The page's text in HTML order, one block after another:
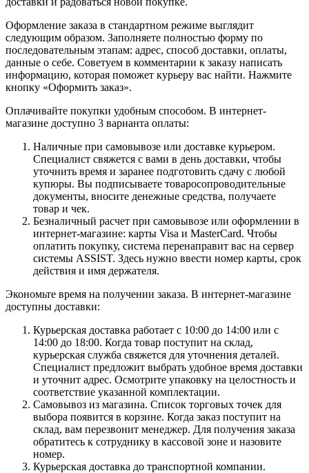
Оформление заказа в стандартном режиме выглядит
следующим образом. Заполняете полностью форму по
последовательным этапам: адрес, способ доставки, оплаты,
данные о себе. Советуем в комментарии к заказу написать
информацию, которая поможет курьеру вас найти. Нажмите
кнопку «Оформить заказ».
Оплачивайте покупки удобным способом. В интернет-
магазине доступно 3 варианта оплаты:
Наличные при самовывозе или доставке курьером.
Специалист свяжется с вами в день доставки, чтобы
уточнить время и заранее подготовить сдачу с любой
купюры. Вы подписываете товаросопроводительные
документы, вносите денежные средства, получаете
товар и чек.
Безналичный расчет при самовывозе или оформлении в
интернет-магазине: карты Visa и MasterCard. Чтобы
оплатить покупку, система перенаправит вас на сервер
системы ASSIST. Здесь нужно ввести номер карты, срок
действия и имя держателя.
Экономьте время на получении заказа. В интернет-магазине
доступны доставки:
Курьерская доставка работает с 10:00 до 14:00 или с
14:00 до 18:00. Когда товар поступит на склад,
курьерская служба свяжется для уточнения деталей.
Специалист предложит выбрать удобное время доставки
и уточнит адрес. Осмотрите упаковку на целостность и
соответствие указанной комплектации.
Самовывоз из магазина. Список торговых точек для
выбора появится в корзине. Когда заказ поступит на
склад, вам перезвонит менеджер. Для получения заказа
обратитесь к сотруднику в кассовой зоне и назовите
номер.
Курьерская доставка до транспортной компании.